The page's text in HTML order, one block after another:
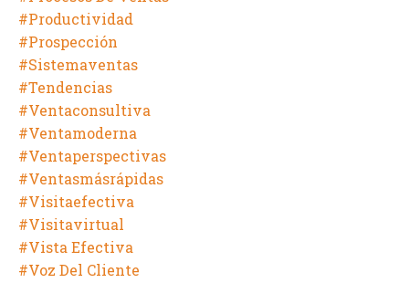
#productividad
#prospección
#sistemaventas
#tendencias
#ventaconsultiva
#ventamoderna
#ventaperspectivas
#ventasmásrápidas
#visitaefectiva
#visitavirtual
#vista Efectiva
#voz Del Cliente